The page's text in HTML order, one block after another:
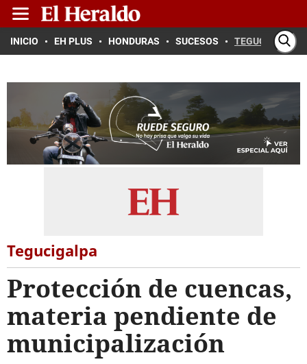
INICIO EH PLUS HONDURAS SUCESOS TEGUCIGALPA
Tegucigalpa
Protección de cuencas,
materia pendiente de
municipalización